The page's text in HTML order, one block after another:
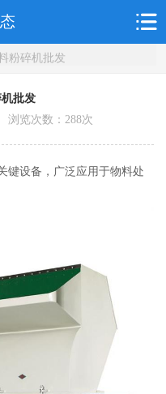
粉碎机批发
批发
浏览次数：288次
键设备，广泛应用于物料处